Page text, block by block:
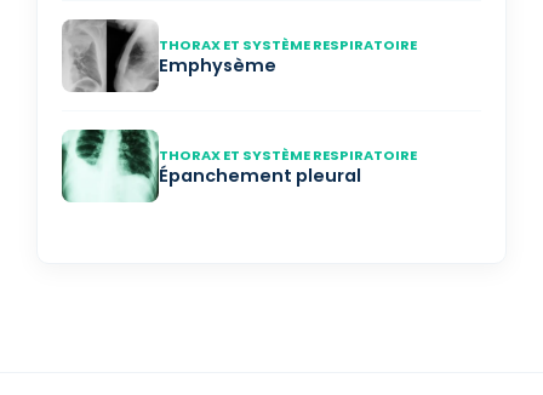
THORAX ET SYSTÈME RESPIRATOIRE
Emphysème
THORAX ET SYSTÈME RESPIRATOIRE
Épanchement pleural